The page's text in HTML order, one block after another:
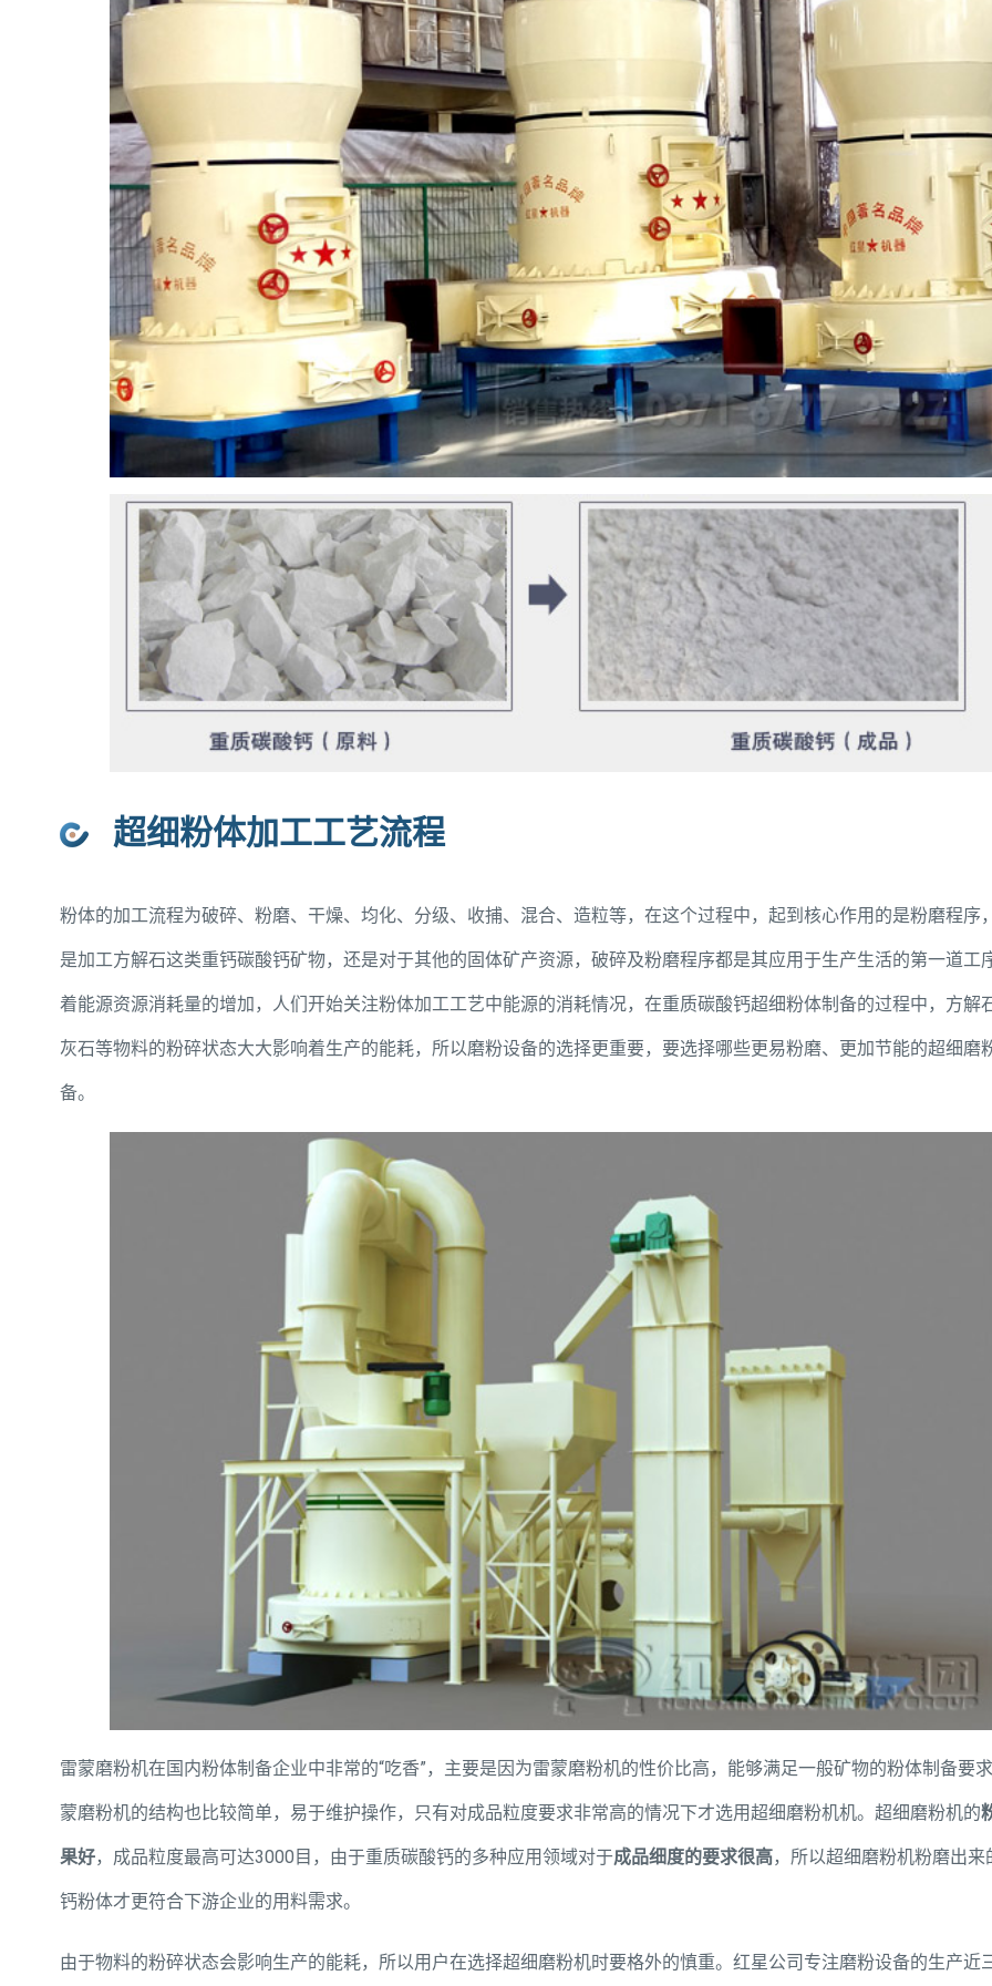
超细粉体加工工艺流程
粉体的加工流程为破碎、粉磨、干燥、均化、分级、收捕、混合、造粒等，在这个过程中，起到核心作用的是粉磨程序
是加工方解石这类重钙碳酸钙矿物，还是对于其他的固体矿产资源，破碎及粉磨程序都是其应用于生产生活的第一道工
着能源资源消耗量的增加，人们开始关注粉体加工工艺中能源的消耗情况，在重质碳酸钙超细粉体制备的过程中，方解
灰石等物料的粉碎状态大大影响着生产的能耗，所以磨粉设备的选择更重要，要选择哪些更易粉磨、更加节能的超细磨
备。
雷蒙磨粉机在国内粉体制备企业中非常的“吃香”，主要是因为雷蒙磨粉机的性价比高，能够满足一般矿物的粉体制备要
蒙磨粉机的结构也比较简单，易于维护操作，只有对成品粒度要求非常高的情况下才选用超细磨粉机机。超细磨粉机的
果好，成品粒度最高可达3000目，由于重质碳酸钙的多种应用领域对于成品细度的要求很高，所以超细磨粉机粉磨出来
钙粉体才更符合下游企业的用料需求。
由于物料的粉碎状态会影响生产的能耗，所以用户在选择超细磨粉机时要格外的慎重。红星公司专注磨粉设备的生产近